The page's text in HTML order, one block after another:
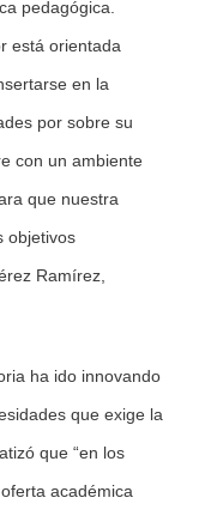
pedagógica.
está orientada
en la
por sobre su
con un ambiente
que nuestra
objetivos
Ramírez,
ha ido innovando
que exige la
que “en los
académica